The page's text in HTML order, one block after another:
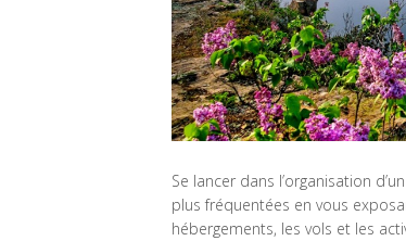
Se lancer dans l’organisation
plus fréquentées en vous
hébergements, les vols et les